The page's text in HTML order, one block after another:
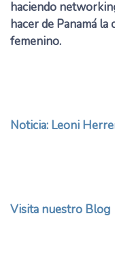
haciendo
hacer de Panamá
femenino.
Noticia: Leoni
Visita nuestro Blog